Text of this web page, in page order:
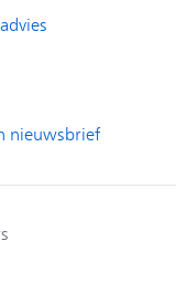
nieuwsbrief